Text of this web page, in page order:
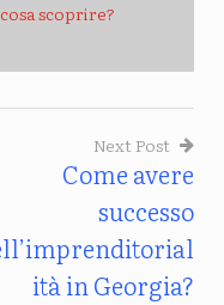
scoprire?
Next Post
Come avere
successo
ità in Georgia?